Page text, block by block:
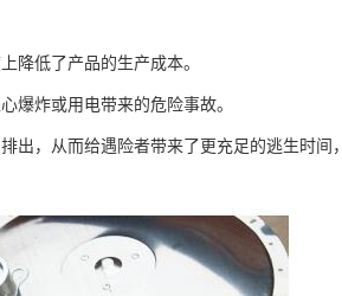
降低了产品的生产成本。
爆炸或用电带来的危险事故。
出，从而给遇险者带来了更充足的逃生时间，